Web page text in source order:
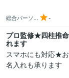
総合パーソ... -
プロ監修★四柱推
れます
スマホにも対応★
名入れも承ります